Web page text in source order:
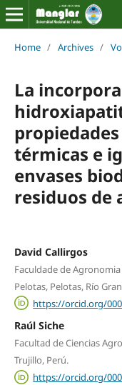
Home / Archives /
La
térmicas e
envases
residuos de
David Callirgos
Faculdade de
Pelotas, Pelotas, Río
https://orcid.org/
Raúl Siche
Facultad de Ciencias
Trujillo, Perú.
https://orcid.org/